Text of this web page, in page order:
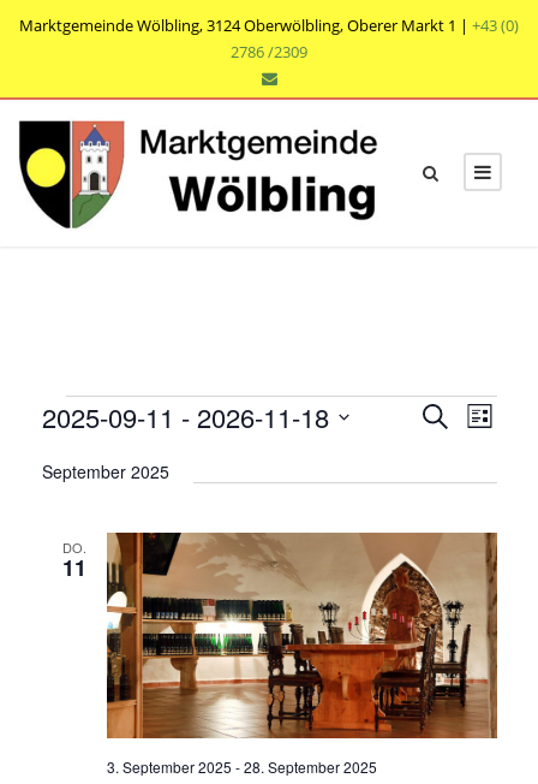
Marktgemeinde Wölbling, 3124 Oberwölbling, Oberer Markt 1 | +43 (0)
2786 /2309
V
e
V
r
a
n
s
t
a
l
t
S
V
n
s
t
a
l
t
u
n
L
s
e
2025-09-11 - 2026-11-18
a
September 2025
DO.
11
3. September 2025 -28. September 2025